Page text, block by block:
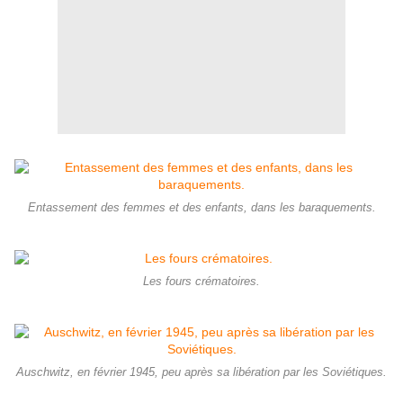
Entassement des femmes et des enfants, dans les baraquements.
Les fours crématoires.
Auschwitz, en février 1945, peu après sa libération par les Soviétiques.